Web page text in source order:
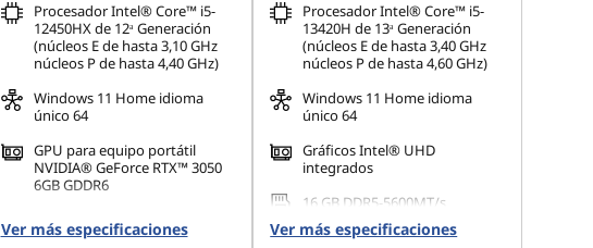
Procesador Intel® Core™ i5-
12450HX de 12ᵃ Generación
(núcleos E de hasta 3,10 GHz
núcleos P de hasta 4,40 GHz)
Windows 11 Home idioma
único 64
GPU para equipo portátil
NVIDIA® GeForce RTX™ 3050
6GB GDDR6
16 GB DDR5-4800MT/s
(SODIMM)(2 x 8 GB)
Ver más especificaciones
Procesador Intel® Core™ i5-
13420H de 13ᵃ Generación
(núcleos E de hasta 3,40 GHz
núcleos P de hasta 4,60 GHz)
Windows 11 Home idioma
único 64
Gráficos Intel® UHD
integrados
16 GB DDR5-5600MT/s
(SODIMM)(2 x 8 GB)
Ver más especificaciones